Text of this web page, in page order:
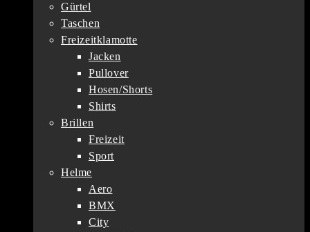
Gürtel
Taschen
Freizeitklamotte
Jacken
Pullover
Hosen/Shorts
Shirts
Brillen
Freizeit
Sport
Helme
Aero
BMX
City